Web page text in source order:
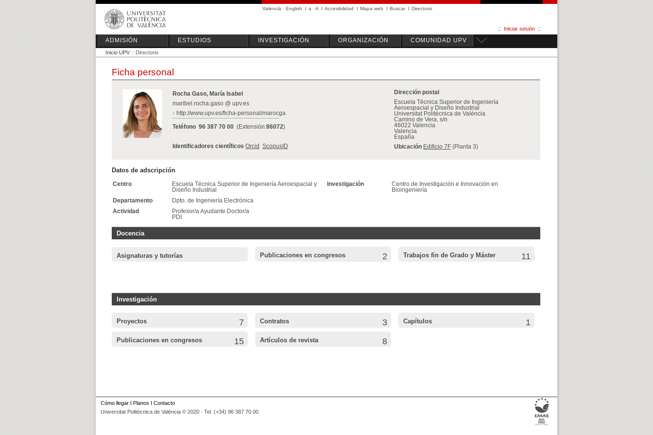
Valencià · English I a ·A I Accesibilidad I Mapa web I Buscar I Directorio
:: Iniciar sesión ::
ADMISIÓN ESTUDIOS INVESTIGACIÓN ORGANIZACIÓN COMUNIDAD UPV
Inicio UPV :: Directorio
Ficha personal
Rocha Gaso, María Isabel
maribel.rocha.gaso @ upv.es
http://www.upv.es/ficha-personal/marocga
Teléfono 96 387 70 00 (Extensión:86072)
Identificadores científicos Orcid ScopusID
Dirección postal
Escuela Técnica Superior de Ingeniería
Aeroespacial y Diseño Industrial
Universitat Politècnica de València
Camino de Vera, s/n
46022 Valencia
Valencia
España
Ubicación Edificio 7F (Planta 3)
Datos de adscripción
Centro
Escuela Técnica Superior de Ingeniería Aeroespacial y
Diseño Industrial
Departamento
Dpto. de Ingeniería Electrónica
Actividad
Profesor/a Ayudante Doctor/a
PDI
Investigación
Centro de Investigación e Innovación en
Bioingeniería
Docencia
Asignaturas y tutorías Publicaciones en congresos 2 Trabajos fin de Grado y Máster 11
Investigación
Proyectos 7 Contratos 3 Capítulos 1
Publicaciones en congresos 15 Artículos de revista 8
Cómo llegar I Planos I Contacto
Universitat Politècnica de València © 2020 · Tel. (+34) 96 387 70 00